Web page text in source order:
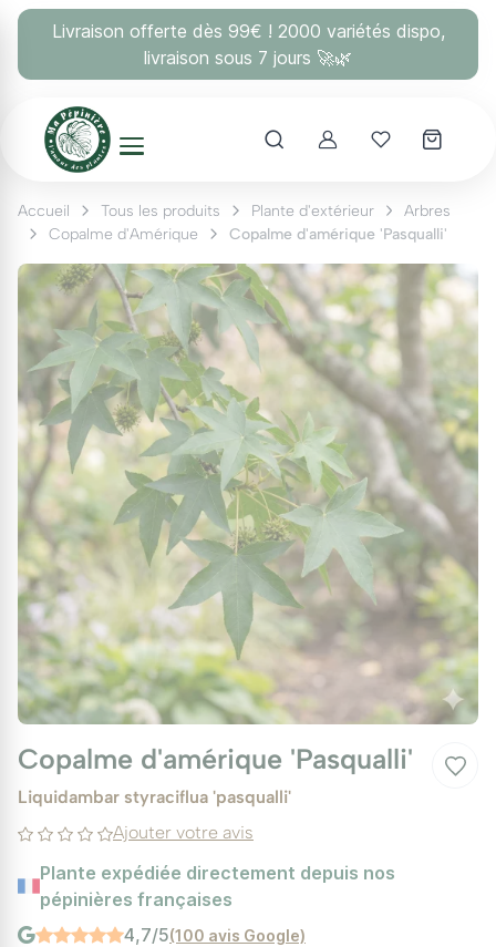
Livraison offerte dès 99€ ! 2000 variétés dispo,
livraison sous 7 jours 🚀🌿
AccountMes coups
Accueil Tous les produits Plante d'extérieur
Arbres
Copalme d'Amérique
Copalme d'amérique 'Pasqualli'
Copalme d'amérique 'Pasqualli'
Liquidambar styraciflua 'pasqualli'
Ajouter votre avis
Plante expédiée directement depuis nos
pépinières françaises
4,7/5(100 avis Google)
Panneau de gestion des cookies